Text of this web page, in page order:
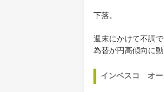
下落。
週末にかけて不調で
為替が円高傾向に
インベスコ オー